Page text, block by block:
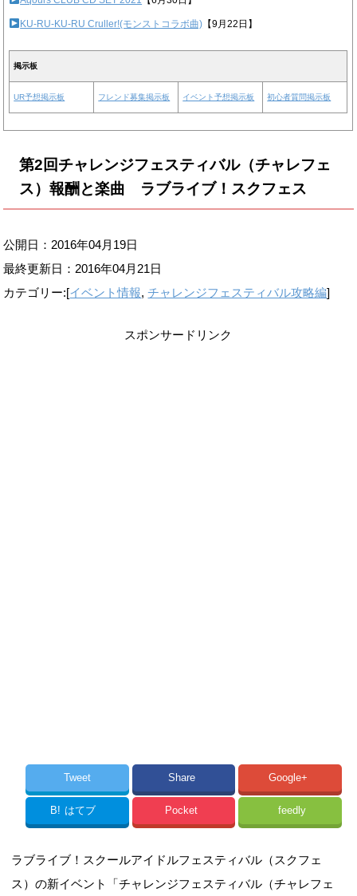
KU-RU-KU-RU Cruller!(モンストコラボ曲) 【9月22日】
掲示板
UR予想掲示板 フレンド募集掲示板 イベント予想掲示板 初心者質問掲示板
第2回チャレンジフェスティバル（チャレフェ
ス）報酬と楽曲 ラブライブ！スクフェス
公開日：2016年04月19日
最終更新日： 2016年04月21日
カテゴリー:[イベント情報,チャレンジフェスティバル攻略編]
スポンサードリンク
Tweet Share Google+
B! はてブ Pocket feedly
ラブライブ！スクールアイドルフェスティバル（スクフェ
ス）の新イベント「チャレンジフェスティバル（チャレフェ